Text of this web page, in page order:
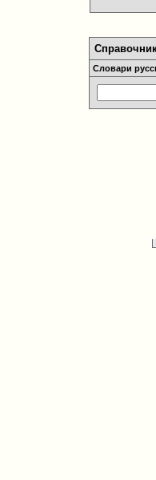
Словари